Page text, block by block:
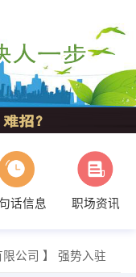
话信息 职场资讯
限公司 】 强势入驻